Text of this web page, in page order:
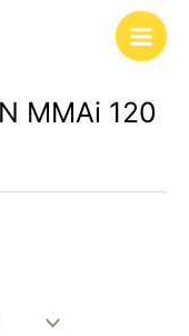
Main
MMAi 120